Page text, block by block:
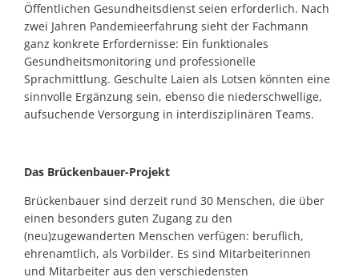
Öffentlichen Gesundheitsdienst seien erforderlich. Nach
zwei Jahren Pandemieerfahrung sieht der Fachmann
ganz konkrete Erfordernisse: Ein funktionales
Gesundheitsmonitoring und professionelle
Sprachmittlung. Geschulte Laien als Lotsen könnten eine
sinnvolle Ergänzung sein, ebenso die niederschwellige,
aufsuchende Versorgung in interdisziplinären Teams.
Das Brückenbauer-Projekt
Brückenbauer sind derzeit rund 30 Menschen, die über
einen besonders guten Zugang zu den
(neu)zugewanderten Menschen verfügen: beruflich,
ehrenamtlich, als Vorbilder. Es sind Mitarbeiterinnen
und Mitarbeiter aus den verschiedensten